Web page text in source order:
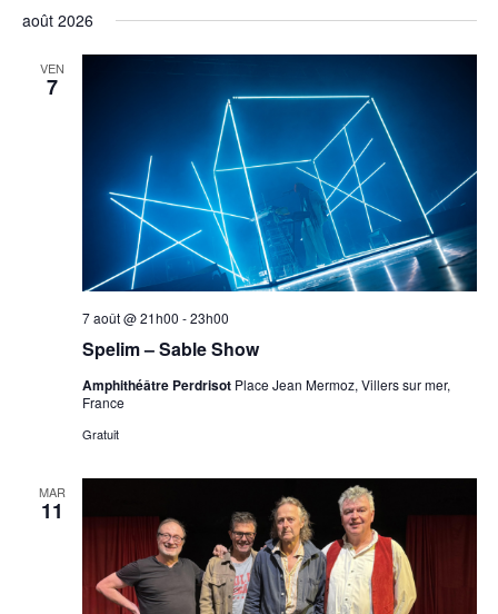
une
date.
août 2026
VEN
7
Spelim – Sable Show
7 août @ 21h00 -23h00
Amphithéâtre Perdrisot Place Jean Mermoz, Villers sur mer,
France
Gratuit
MAR
11